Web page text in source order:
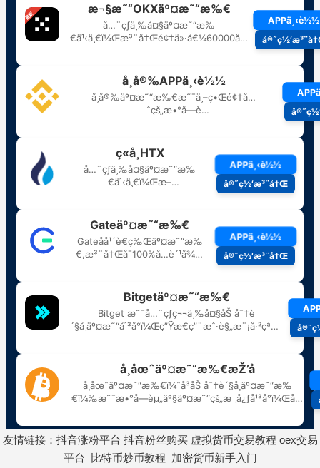
友情链接： 抖音涨粉平台 抖音粉丝购买 虚拟货币交易教程 oex交易
平台
比特币炒币教程 加密货币新手入门